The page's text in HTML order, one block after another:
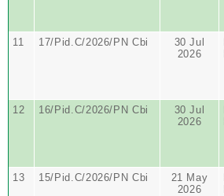
11
17/Pid.C/2026/PN Cbi
30 Jul
2026
12
16/Pid.C/2026/PN Cbi
30 Jul
2026
13
15/Pid.C/2026/PN Cbi
21 May
2026